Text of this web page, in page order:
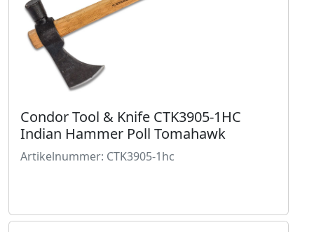
Condor Tool & Knife CTK3905-1HC
Indian Hammer Poll Tomahawk
Artikelnummer: CTK3905-1hc